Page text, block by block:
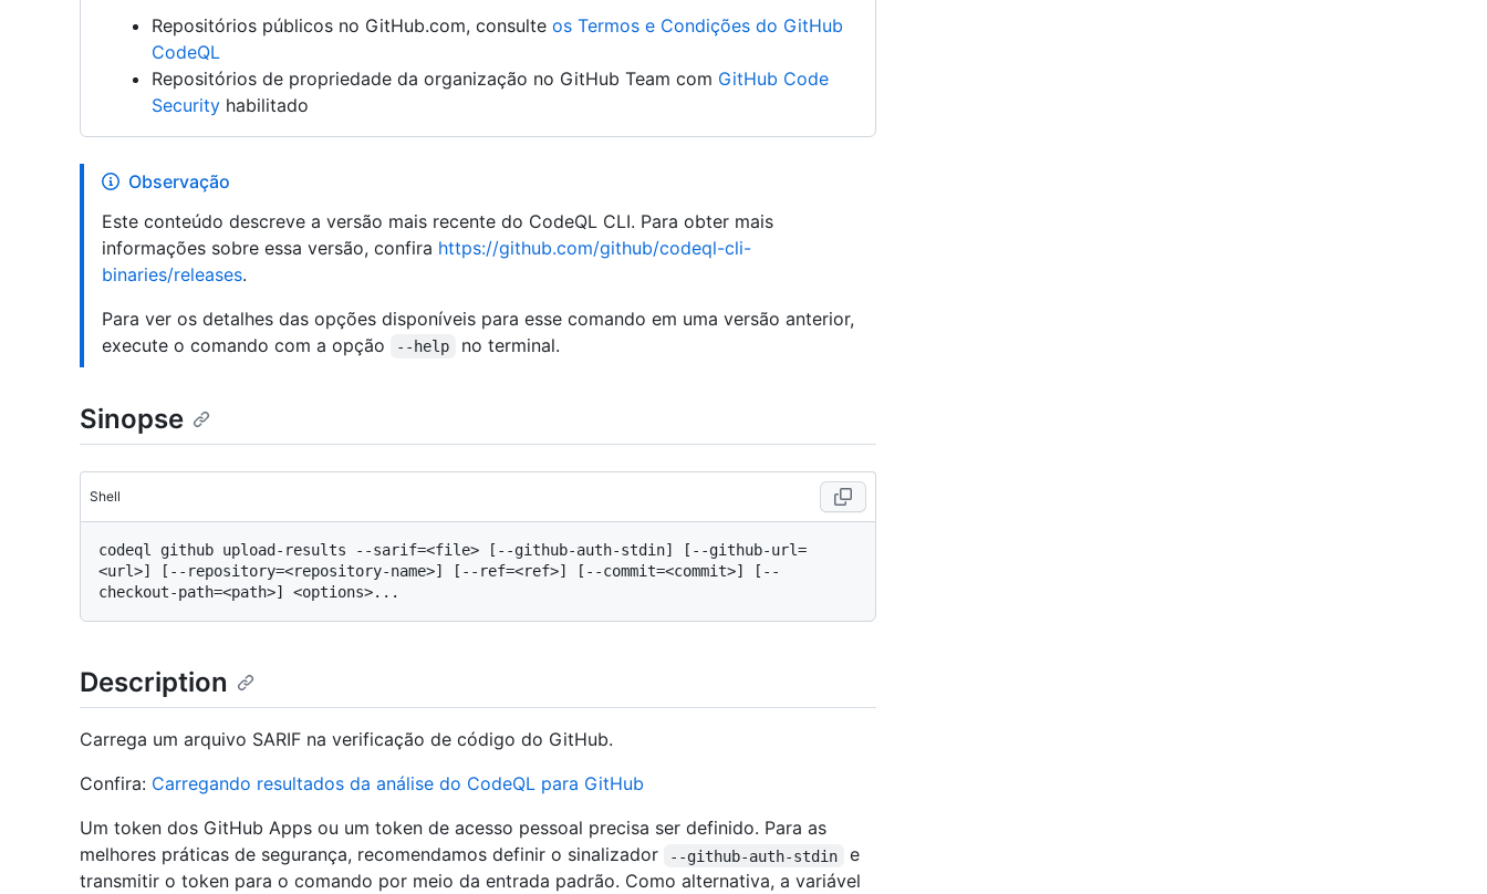
Repositórios públicos no GitHub.com, consulte os Termos e Condições do GitHub
CodeQL
Repositórios de propriedade da organização no GitHub Team com GitHub Code
Security habilitado
Observação
Este conteúdo descreve a versão mais recente do CodeQL CLI. Para obter mais
informações sobre essa versão, confira https://github.com/github/codeql-cli-
binaries/releases.
Para ver os detalhes das opções disponíveis para esse comando em uma versão anterior,
execute o comando com a opção
--help no terminal.
Sinopse
Shell
codeql github upload-results --sarif=<file> [--github-auth-stdin] [--github-url=
<url>] [--repository=<repository-name>] [--ref=<ref>] [--commit=<commit>] [--
Description
Carrega um arquivo SARIF na verificação de código do GitHub.
Confira: Carregando resultados da análise do CodeQL para GitHub
Um token dos GitHub Apps ou um token de acesso pessoal precisa ser definido. Para as
melhores práticas de segurança, recomendamos definir o sinalizador
--github-auth-stdin
e
transmitir o token para o comando por meio da entrada padrão. Como alternativa, a variável